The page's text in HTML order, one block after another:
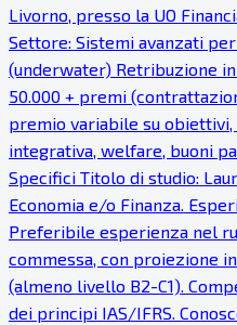
Livorno, presso la UO
Settore: Sistemi avanzati
(underwater) Retribuzione
50.000 + premi
premio variabile su
integrativa, welfare, buoni
Specifici Titolo di studio:
Economia e/o Finanza.
Preferibile esperienza nel
commessa, con proiezione
(almeno livello B2-C1).
dei principi IAS/IFRS.